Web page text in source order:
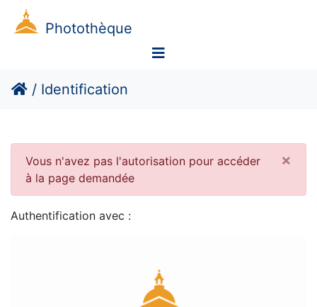
Photothèque
/ Identification
×
Vous n'avez pas l'autorisation pour accéder
à la page demandée
Authentification avec :